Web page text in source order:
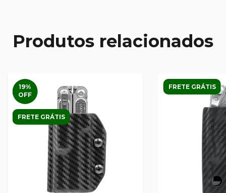
Produtos relacionados
19%
OFF
FRETE GRÁTIS
FRETE GRÁTIS